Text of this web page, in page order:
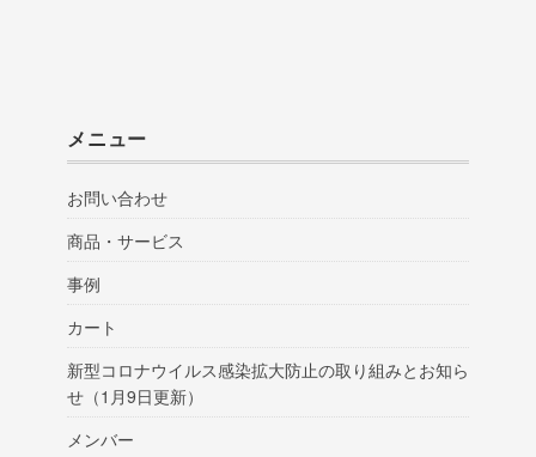
メニュー
お問い合わせ
商品・サービス
事例
カート
新型コロナウイルス感染拡大防止の取り組みとお知ら
せ（1月9日更新）
メンバー